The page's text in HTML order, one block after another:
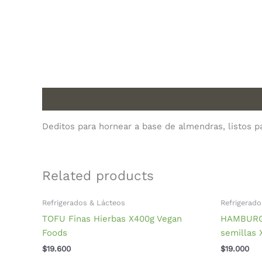
Deditos para hornear a base de almendras, listos
Related products
Refrigerados & Lácteos
TOFU Finas Hierbas X400g Vegan
Foods
$19.600
semillas
$19.000